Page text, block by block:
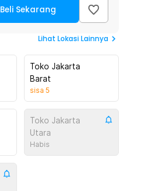
Beli Sekarang
Lihat Lokasi Lainnya
Toko Jakarta
Barat
sisa 5
Toko Jakarta
Utara
Habis